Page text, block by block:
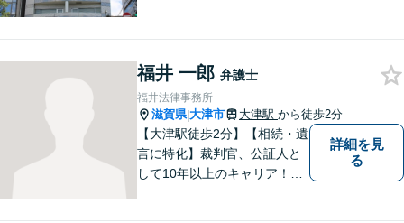
福井 一郎 弁護士
福井法律事務所
滋賀県|大津市 大津駅 から徒歩2分
【大津駅徒歩2分】【相続・遺
言に特化】裁判官、公証人と
して10年以上のキャリア！親
詳細を見
る